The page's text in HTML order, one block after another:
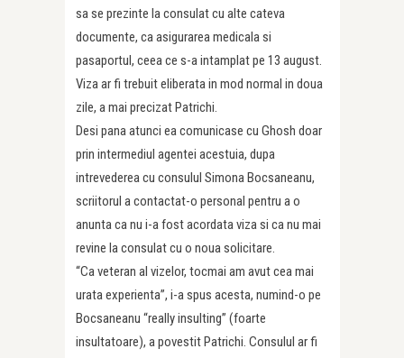
sa se prezinte la consulat cu alte cateva
documente, ca asigurarea medicala si
pasaportul, ceea ce s-a intamplat pe 13 august.
Viza ar fi trebuit eliberata in mod normal in doua
zile, a mai precizat Patrichi.
Desi pana atunci ea comunicase cu Ghosh doar
prin intermediul agentei acestuia, dupa
intrevederea cu consulul Simona Bocsaneanu,
scriitorul a contactat-o personal pentru a o
anunta ca nu i-a fost acordata viza si ca nu mai
revine la consulat cu o noua solicitare.
“Ca veteran al vizelor, tocmai am avut cea mai
urata experienta”, i-a spus acesta, numind-o pe
Bocsaneanu “really insulting” (foarte
insultatoare), a povestit Patrichi. Consulul ar fi